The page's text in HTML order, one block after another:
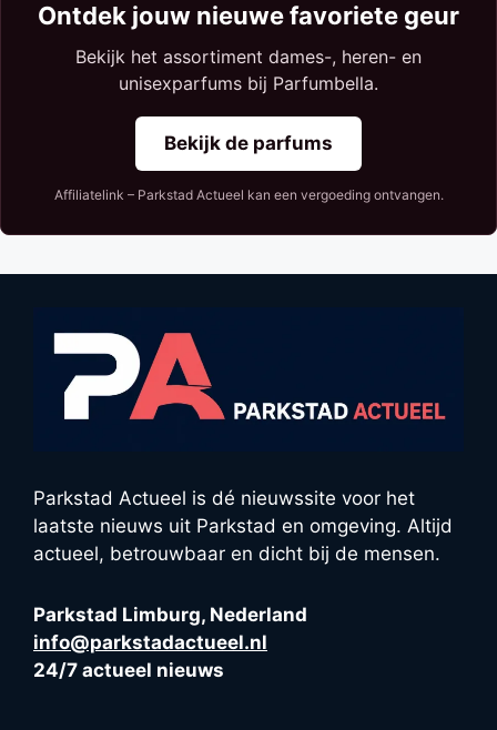
Ontdek jouw nieuwe favoriete geur
Bekijk het assortiment dames-, heren- en
unisexparfums bij Parfumbella.
Bekijk de parfums
Affiliatelink – Parkstad Actueel kan een vergoeding ontvangen.
Parkstad Actueel is dé nieuwssite voor het
laatste nieuws uit Parkstad en omgeving. Altijd
actueel, betrouwbaar en dicht bij de mensen.
Parkstad Limburg, Nederland
info@parkstadactueel.nl
24/7 actueel nieuws